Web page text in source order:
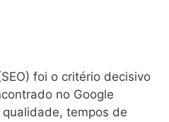
foi o critério decisivo
no Google
tempos de